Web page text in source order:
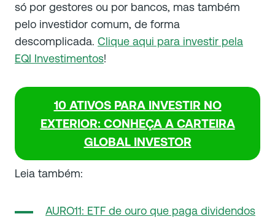
só por gestores ou por bancos, mas também
pelo investidor comum, de forma
descomplicada. Clique aqui para investir pela
EQI Investimentos!
10 ATIVOS PARA INVESTIR NO
EXTERIOR: CONHEÇA A CARTEIRA
GLOBAL INVESTOR
Leia também:
AURO11: ETF de ouro que paga dividendos